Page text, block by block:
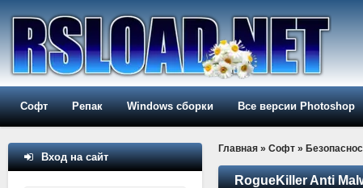
Софт Репак Windows сборки Все версии Photoshop
Главная » Софт »
RogueKiller Anti
Вход на сайт